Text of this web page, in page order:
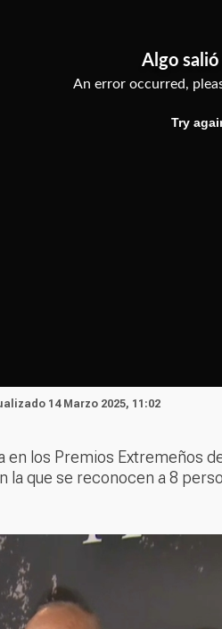
14 Marzo 2025, 11:02
los Premios Extremeños
la que se reconocen a 8